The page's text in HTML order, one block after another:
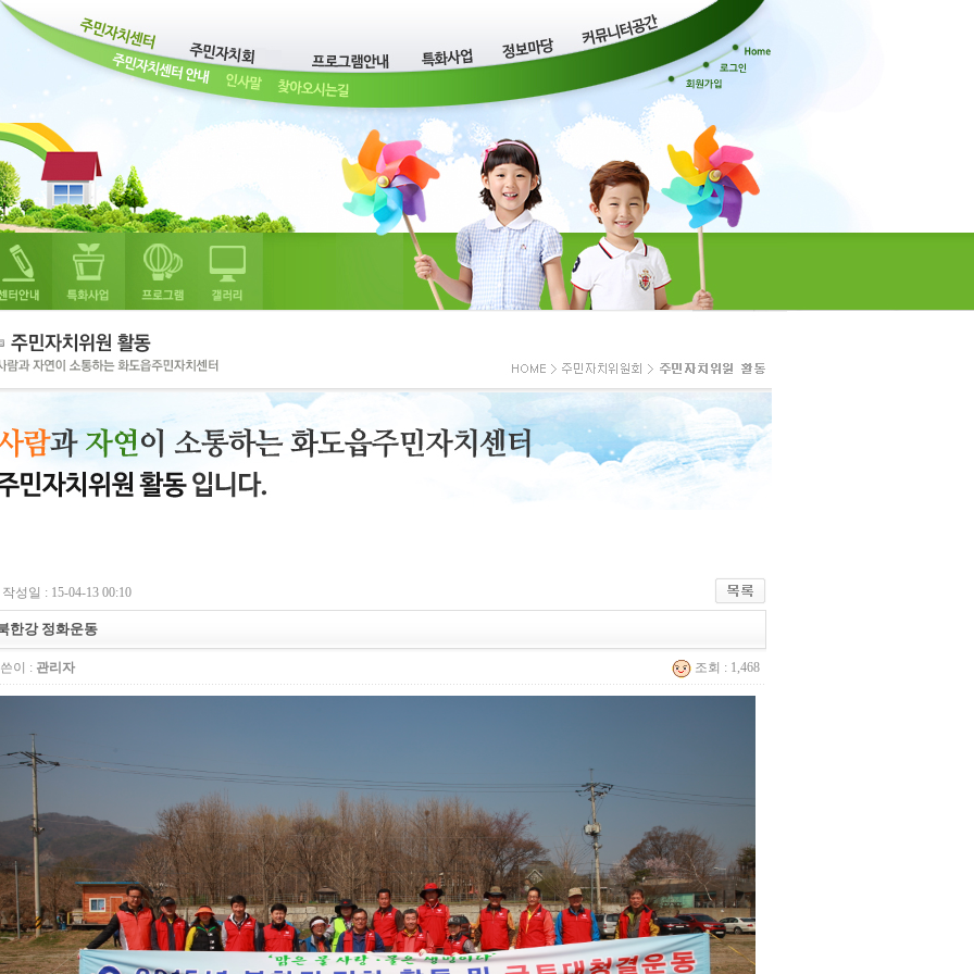
작성일 : 15-04-13 00:10
한강 정화운동
이 : 관리자 조회 : 1,468